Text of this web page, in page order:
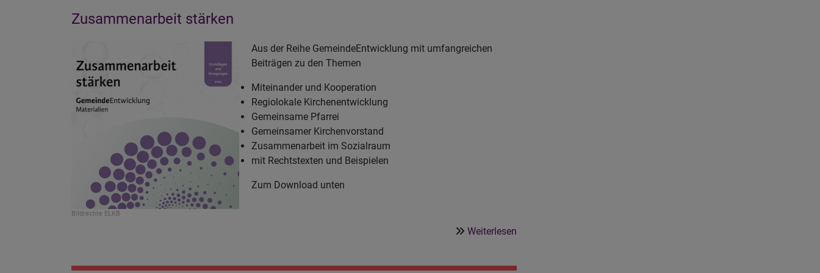
Zusammenarbeit stärken
Bildrechte ELKB
Aus der Reihe GemeindeEntwicklung mit umfangreichen
Beiträgen zu den Themen
Miteinander und Kooperation
Regiolokale Kirchenentwicklung
Gemeinsame Pfarrei
Gemeinsamer Kirchenvorstand
Zusammenarbeit im Sozialraum
mit Rechtstexten und Beispielen
Zum Download unten
Weiterlesen